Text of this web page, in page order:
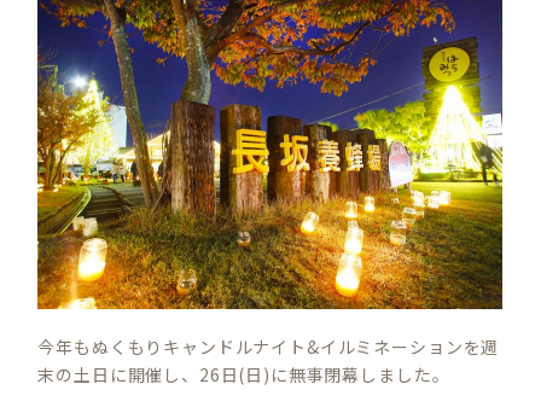
今年もぬくもりキャンドルナイト&イルミネーションを週
末の土日に開催し、26日(日)に無事閉幕しました。